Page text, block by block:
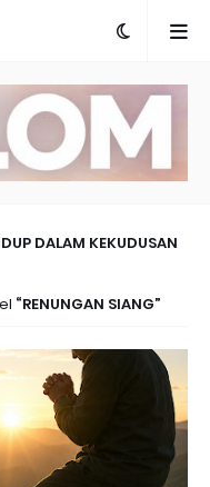
DALAM KEKUDUSAN
RENUNGAN SIANG